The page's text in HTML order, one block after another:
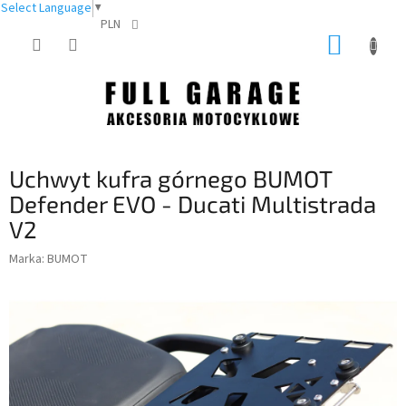
Select Language ▼
PLN
Uchwyt kufra górnego BUMOT
Defender EVO - Ducati Multistrada
V2
Marka: BUMOT